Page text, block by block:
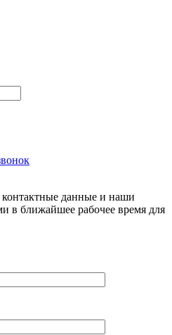
данные и наши
в ближайшее рабочее время для